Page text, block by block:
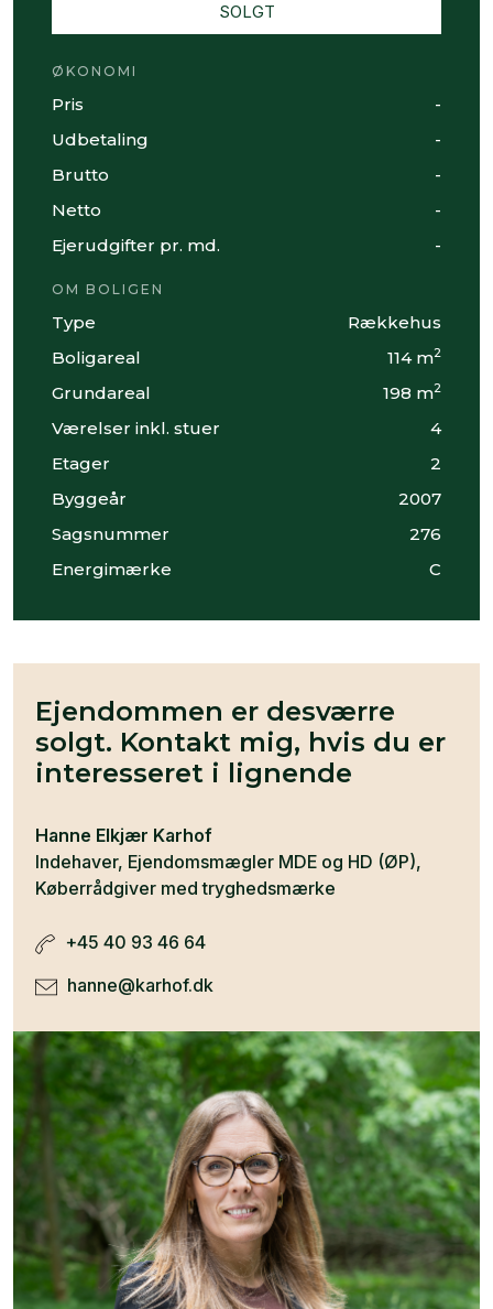
SOLGT
ØKONOMI
Pris
-
Udbetaling
-
Brutto
-
Netto
-
Ejerudgifter pr. md.
-
OM BOLIGEN
Type
Rækkehus
Boligareal
114 m2
Grundareal 198 m2
Værelser inkl. stuer
4
Etager
2
Byggeår
2007
Sagsnummer
276
Energimærke
C
Ejendommen er desværre
solgt. Kontakt mig, hvis du er
interesseret i lignende
Hanne Elkjær Karhof
Indehaver, Ejendomsmægler MDE og HD (ØP),
Køberrådgiver med tryghedsmærke
+45 40 93 46 64
hanne@karhof.dk